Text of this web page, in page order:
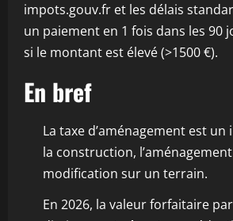
impots.gouv.fr et les délais
un paiement en 1 fois dans les 90
si le montant est élevé (>1500 €).
En bref
La taxe d’aménagement est un
la construction,
modification sur un terrain.
En 2026, la valeur forfaitaire